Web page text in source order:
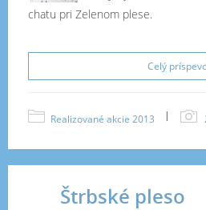
chatu pri Zelenom plese.
Celý
Realizované akcie 2013 |
Štrbské pleso